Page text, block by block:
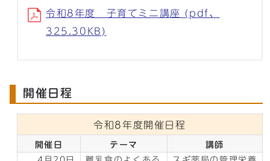
令和8年度 子育てミニ講座 (pdf、
325.30KB)
開催日程
令和8年度開催日程
開催日 テーマ
講師